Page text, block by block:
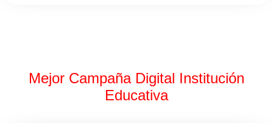
Mejor Campaña Digital Institución
Educativa